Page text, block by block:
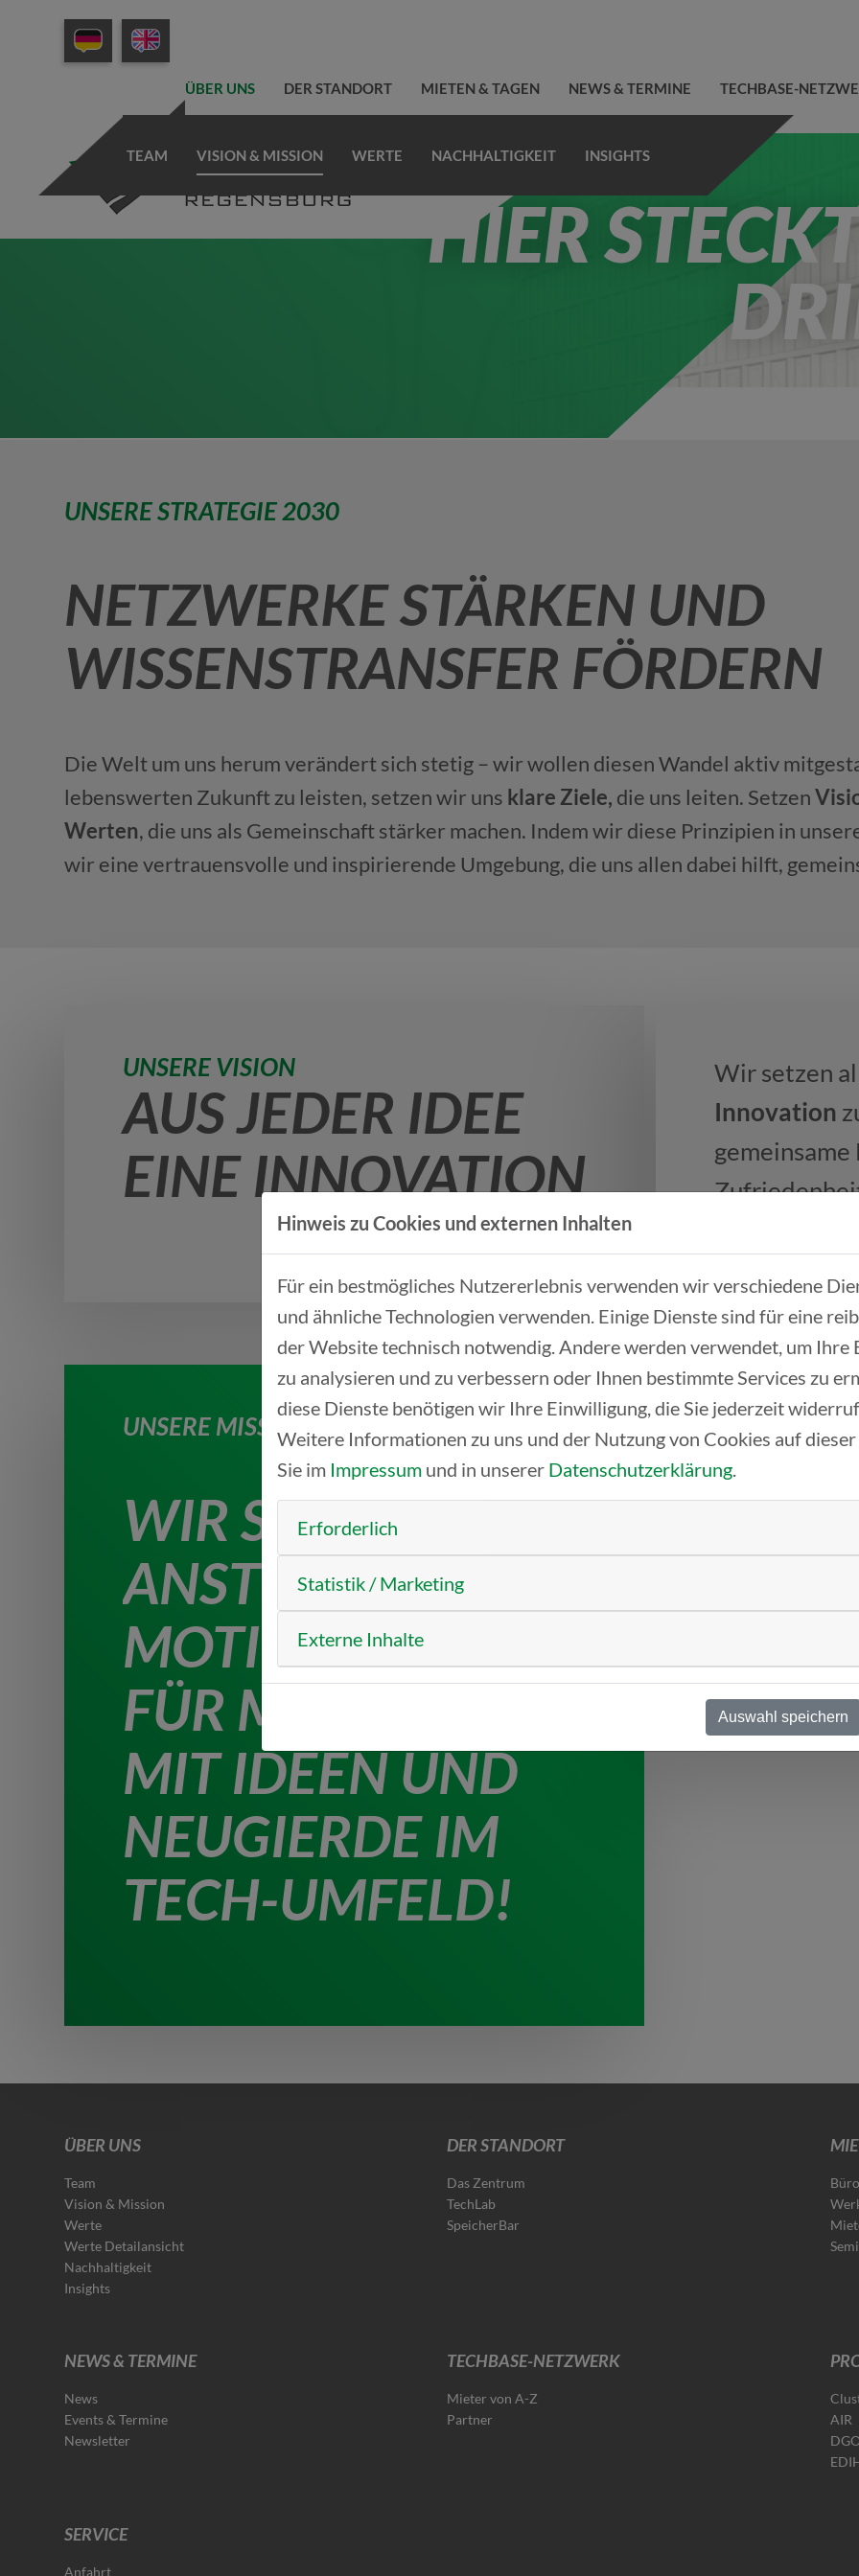
ÜBER UNS
TEAM VISION & MISSION WERTE NACHHALTIGKEIT INSIGHTS
DER STANDORT MIETEN & TAGEN NEWS & TERMINE TECHBASE-
HIER
UNSERE STRATEGIE 2030
NETZWERKE STÄRKEN UND
WISSENSTRANSFER FÖRDERN
Die Welt um uns herum verändert sich stetig – wir wollen diesen Wandel aktiv
lebenswerten Zukunft zu leisten, setzen wir uns klare Ziele, die uns leiten. Setzen
Werten, die uns als Gemeinschaft stärker machen. Indem wir diese Prinzipien in
wir eine vertrauensvolle und inspirierende Umgebung, die uns allen dabei hilft,
UNSERE VISION
AUS JEDER IDEE
EINE INNOVATION
Wir setzen
Innovation
UNSERE MISSION
WIR SIND
ANSTIFTER UND
MOTIVATOR
FÜR MENSCHEN
MIT IDEEN UND
NEUGIERDE IM
TECH-UMFELD!
Wir
Wir
ÜBER UNS
Team
Vision & Mission
Werte
Werte Detailansicht
Nachhaltigkeit
Insights
DER STANDORT
Das Zentrum
TechLab
SpeicherBar
NEWS & TERMINE
News
Events & Termine
Newsletter
TECHBASE-NETZWERK
Mieter von A-Z
Partner
AIR
SERVICE
Anfahrt
Hinweis zu Cookies und externen Inhalten
Für ein bestmögliches Nutzererlebnis verwenden wir verschiedene
und ähnliche Technologien verwenden. Einige Dienste sind für eine
der Website technisch notwendig. Andere werden verwendet, um
zu analysieren und zu verbessern oder Ihnen bestimmte Services zu
diese Dienste benötigen wir Ihre Einwilligung, die Sie jederzeit
Weitere Informationen zu uns und der Nutzung von Cookies auf
Sie im Impressum und in unserer Datenschutzerklärung
Erforderlich
Statistik / Marketing
Externe Inhalte
Auswahl speichern